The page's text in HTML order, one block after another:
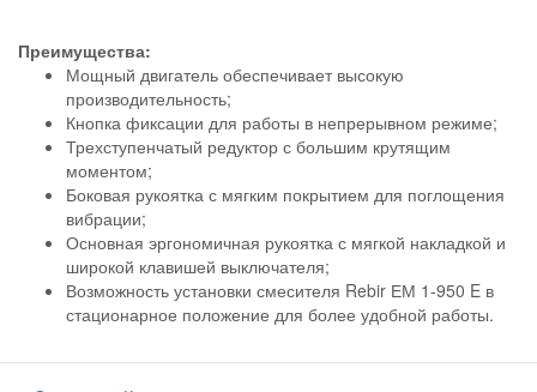
Преимущества:
Мощный двигатель обеспечивает высокую
производительность;
Кнопка фиксации для работы в непрерывном режиме;
Трехступенчатый редуктор с большим крутящим
моментом;
Боковая рукоятка с мягким покрытием для поглощения
вибрации;
Основная эргономичная рукоятка с мягкой накладкой и
широкой клавишей выключателя;
Возможность установки смесителя Rebir ЕМ 1-950 E в
стационарное положение для более удобной работы.